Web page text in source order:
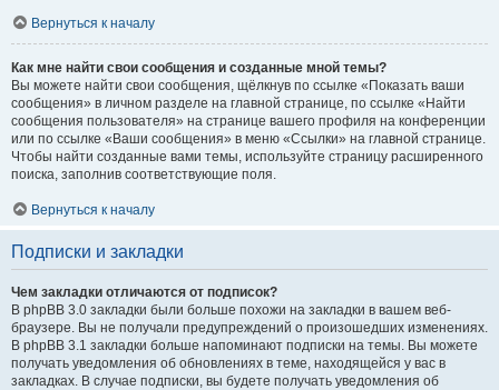
Вернуться к началу
Как мне найти свои сообщения и созданные мной темы?
Вы можете найти свои сообщения, щёлкнув по ссылке «Показать ваши
сообщения» в личном разделе на главной странице, по ссылке «Найти
сообщения пользователя» на странице вашего профиля на конференции
или по ссылке «Ваши сообщения» в меню «Ссылки» на главной странице.
Чтобы найти созданные вами темы, используйте страницу расширенного
поиска, заполнив соответствующие поля.
Вернуться к началу
Подписки и закладки
Чем закладки отличаются от подписок?
В phpBB 3.0 закладки были больше похожи на закладки в вашем веб-
браузере. Вы не получали предупреждений о произошедших изменениях.
В phpBB 3.1 закладки больше напоминают подписки на темы. Вы можете
получать уведомления об обновлениях в теме, находящейся у вас в
закладках. В случае подписки, вы будете получать уведомления об